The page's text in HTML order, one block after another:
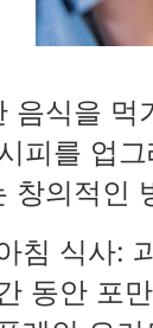
음식을 먹
피를 업
창의적인
침 식사:
동안 포